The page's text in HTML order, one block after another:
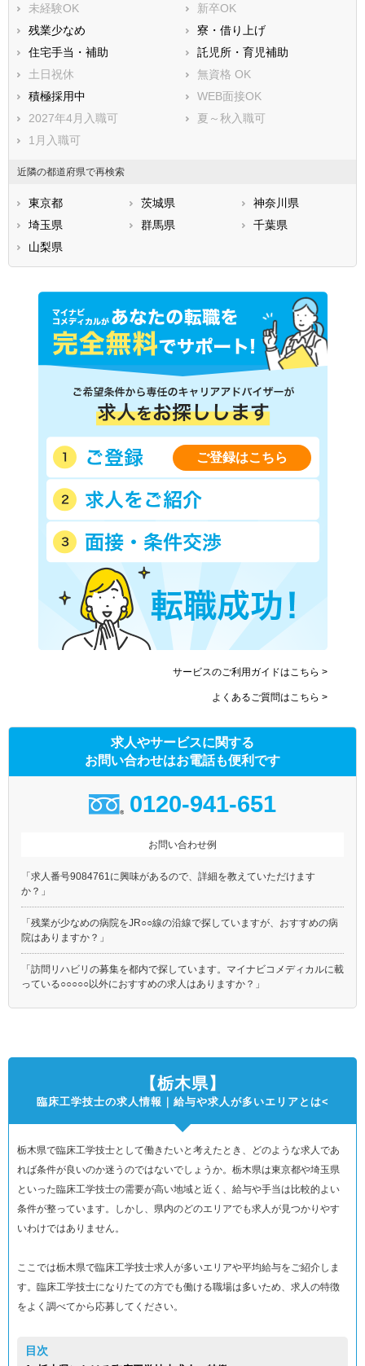
未経験OK
新卒OK
残業少なめ
寮・借り上げ
住宅手当・補助
託児所・育児補助
土日祝休
無資格 OK
積極採用中
WEB面接OK
2027年4月入職可
夏～秋入職可
1月入職可
近隣の都道府県で再検索
東京都 茨城県
神奈川県
埼玉県
群馬県
千葉県
山梨県
ご登録はこちら
サービスのご利用ガイドはこちら >
よくあるご質問はこちら >
求人やサービスに関する
お問い合わせはお電話も便利です
0120-941-651
お問い合わせ例
「求人番号9084761に興味があるので、詳細を教えていただけます
か？」
「残業が少なめの病院をJR○○線の沿線で探していますが、おすすめの病
院はありますか？」
「訪問リハビリの募集を都内で探しています。マイナビコメディカルに載
っている○○○○○以外におすすめの求人はありますか？」
【栃木県】
臨床工学技士の求人情報｜給与や求人が多いエリアとは<
栃木県で臨床工学技士として働きたいと考えたとき、どのような求人であ
れば条件が良いのか迷うのではないでしょうか。栃木県は東京都や埼玉県
といった臨床工学技士の需要が高い地域と近く、給与や手当は比較的よい
条件が整っています。しかし、県内のどのエリアでも求人が見つかりやす
いわけではありません。
ここでは栃木県で臨床工学技士求人が多いエリアや平均給与をご紹介しま
す。臨床工学技士になりたての方でも働ける職場は多いため、求人の特徴
をよく調べてから応募してください。
目次